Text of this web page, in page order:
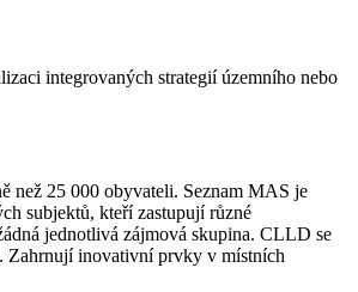
integrovaných strategií územního nebo
než 25 000 obyvateli. Seznam MAS je
subjektů, kteří zastupují různé
jednotlivá zájmová skupina. CLLD se
Zahrnují inovativní prvky v místních